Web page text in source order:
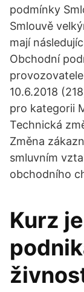
podmínky
Smlouvě
mají
Obchodní
10.6.2018
pro kategorii
Technická
Změna
smluvním
obchodního
Kurz